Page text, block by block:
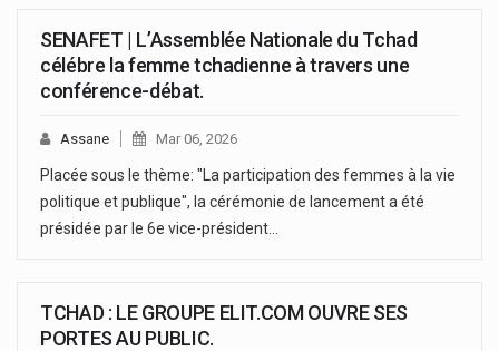
SENAFET | L’Assemblée Nationale du Tchad
célébre la femme tchadienne à travers une
conférence-débat.
Assane Mar 06, 2026
Placée sous le thème: "La participation des femmes à la vie
politique et publique", la cérémonie de lancement a été
présidée par le 6e vice-président…
TCHAD : LE GROUPE ELIT.COM OUVRE SES
PORTES AU PUBLIC.